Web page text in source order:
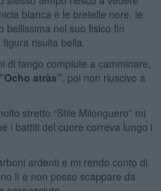
bianca e le bretelle nere, le
bellissima nel suo fisico fin
risulta bella.
di tango compiute a camminare,
”Ocho atràs” , poi non riuscivo a
stretto “Stile Milonguero” mi
i battiti del cuore correva lungo i
ardenti e mi rendo conto di
lì e non posso scappare da